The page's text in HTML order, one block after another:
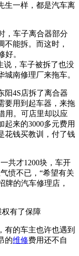
一样，都是汽车离
车子离合器部分
能拆。而这时，
好。
，车子被拆了也没
南修理厂来拖车。
4S店拆了离合器
要用到起车器，来拖
用。可店里却以应
来的3000多元费用
花钱买教训，付了钱
共才1200块，车开
愤不已，“希望有关
牌的汽车修理店，
有了保障
的车主也许也遇到
的维修费用还不自